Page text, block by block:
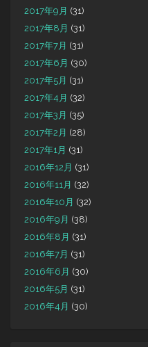
2017年9月 (31)
2017年8月 (31)
2017年7月 (31)
2017年6月 (30)
2017年5月 (31)
2017年4月 (32)
2017年3月 (35)
2017年2月 (28)
2017年1月 (31)
2016年12月 (31)
2016年11月 (32)
2016年10月 (32)
2016年9月 (38)
2016年8月 (31)
2016年7月 (31)
2016年6月 (30)
2016年5月 (31)
2016年4月 (30)